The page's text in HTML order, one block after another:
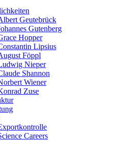
Geutebrück
Gutenberg
Hopper
Lipsius
Föppl
Nieper
Shannon
Wiener
Zuse
Careers